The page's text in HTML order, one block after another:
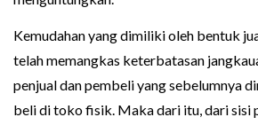
Kemudahan yang dimiliki oleh bentuk
telah memangkas keterbatasan
penjual dan pembeli yang sebelumnya
beli di toko fisik. Maka dari itu, dari sisi